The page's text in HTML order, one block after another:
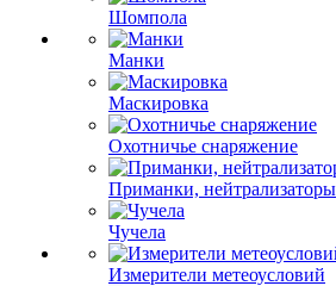
Шомпола
Манки
Маскировка
Охотничье снаряжение
Приманки, нейтрализаторы
Чучела
Измерители метеоусловий